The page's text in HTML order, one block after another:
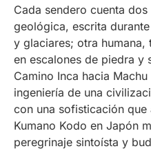
Cada sendero cuenta
geológica, escrita
y glaciares; otra
en escalones de piedra y
Camino Inca hacia
ingeniería de una
con una sofisticación que
Kumano Kodo en Japón
peregrinaje sintoísta y